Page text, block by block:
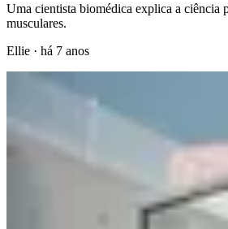
Uma cientista biomédica explica a ciência
musculares.
Ellie · há 7 anos